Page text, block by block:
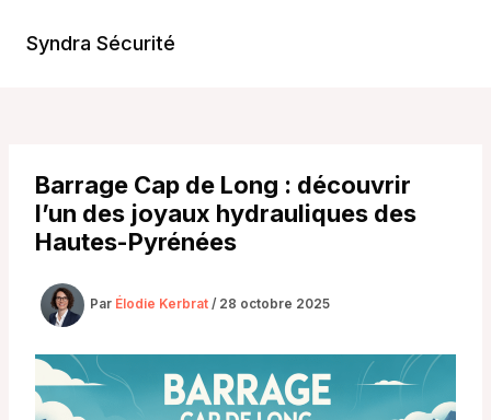
contenu
Syndra Sécurité
Barrage Cap de Long : découvrir
l’un des joyaux hydrauliques des
Hautes-Pyrénées
Par Élodie Kerbrat / 28 octobre 2025